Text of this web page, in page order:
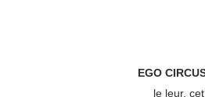
EGO
le leur,